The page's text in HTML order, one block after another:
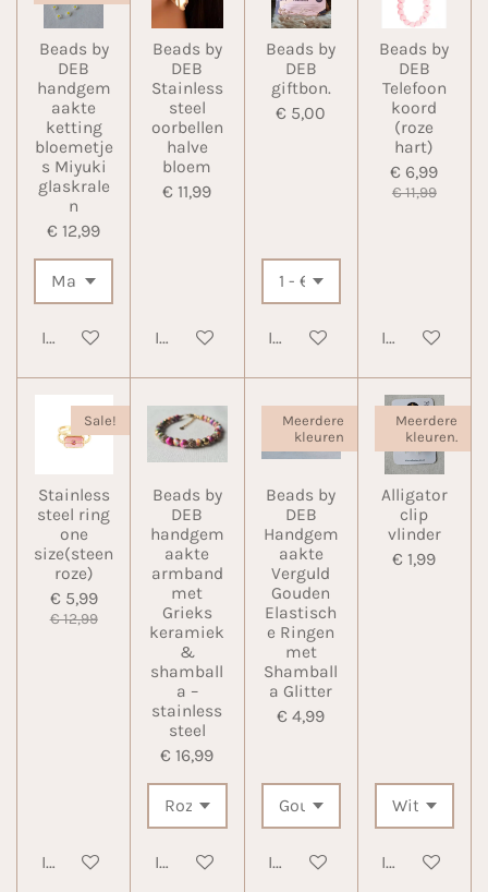
Beads by
DEB
handgem
aakte
ketting
bloemetje
s Miyuki
glaskrale
n
€ 12,99
In winkelwagen
Beads by
DEB
Stainless
steel
oorbellen
halve
bloem
€ 11,99
In winkelwagen
Beads by
DEB
giftbon.
€ 5,00
In winkelwagen
Beads by
DEB
Telefoon
koord
(roze
hart)
€ 6,99
€ 11,99
In
Sale!
Stainless
steel ring
one
size(steen
roze)
€ 5,99
€ 12,99
In winkelwagen
Beads by
DEB
handgem
aakte
armband
met
Grieks
keramiek
&
shamball
a –
stainless
steel
€ 16,99
In winkelwagen
Meerdere
kleuren
Beads by
DEB
Handgem
aakte
Verguld
Gouden
Elastisch
e Ringen
met
Shamball
a Glitter
€ 4,99
In winkelwagen
Meerdere
kleuren.
Alligator
clip
vlinder
€ 1,99
In